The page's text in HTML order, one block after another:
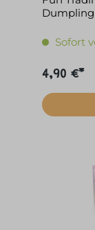
Sofort
4,90 €*